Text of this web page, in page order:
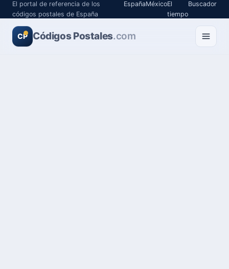
El portal de referencia de los
códigos postales de España
EspañaMéxicoEl
tiempo
Buscador
CP Códigos Postales.com